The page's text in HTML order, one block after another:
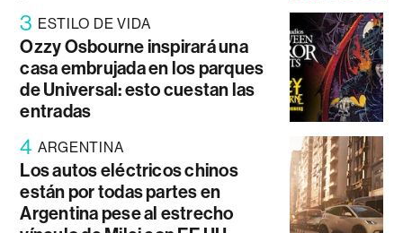
3 ESTILO DE VIDA
Ozzy Osbourne inspirará una
casa embrujada en los parques
de Universal: esto cuestan las
entradas
4 ARGENTINA
Los autos eléctricos chinos
están por todas partes en
Argentina pese al estrecho